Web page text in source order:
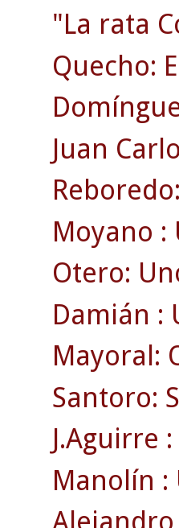
"La rata
Quecho:
Juan
Moyano :
Otero:
Damián :
Mayoral:
Santoro:
J.Aguirre
Manolín :